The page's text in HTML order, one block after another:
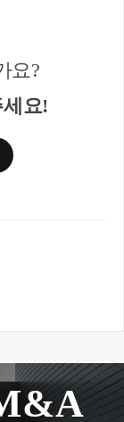
주식매수선택
의3(벤처기
3
요?
요!